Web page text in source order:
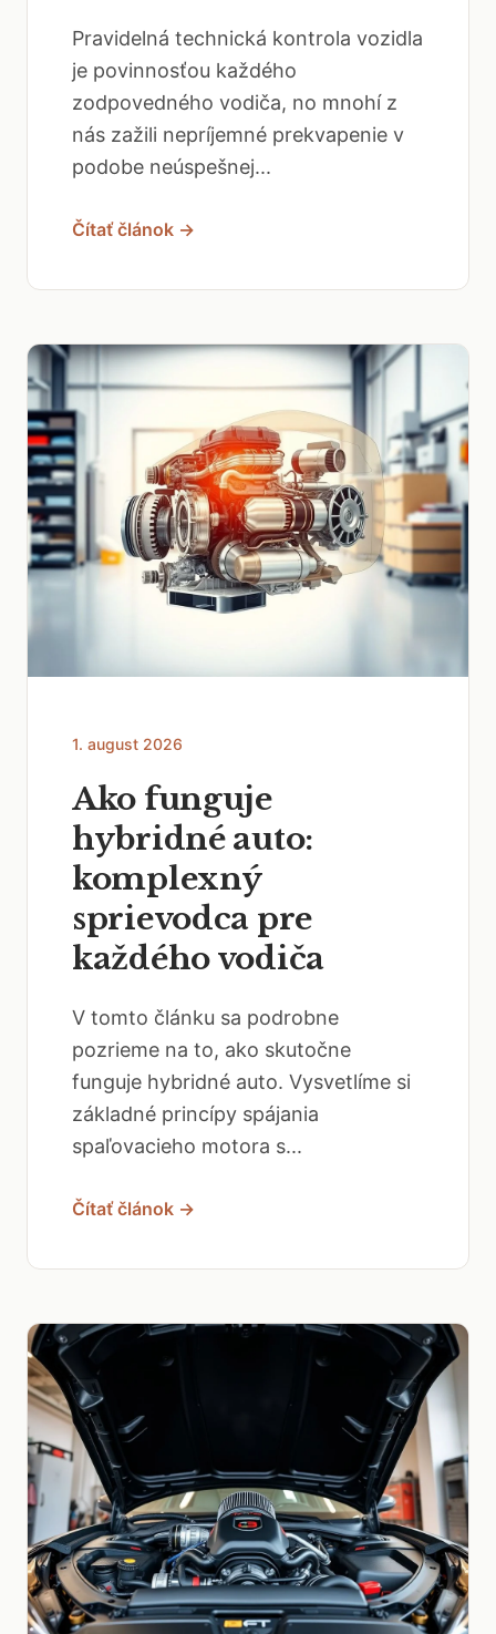
Pravidelná technická kontrola vozidla
je povinnosťou každého
zodpovedného vodiča, no mnohí z
nás zažili nepríjemné prekvapenie v
podobe neúspešnej...
Čítať článok →
1. august 2026
Ako funguje
hybridné auto:
komplexný
sprievodca pre
každého vodiča
V tomto článku sa podrobne
pozrieme na to, ako skutočne
funguje hybridné auto. Vysvetlíme si
základné princípy spájania
spaľovacieho motora s...
Čítať článok →